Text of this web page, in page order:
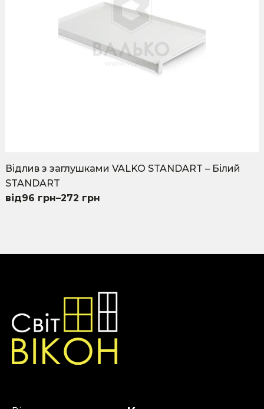
Відлив з заглушками VALKO STANDART – Білий
STANDART
96 грн–272 грн
multiple
may
be
chosen
on
the